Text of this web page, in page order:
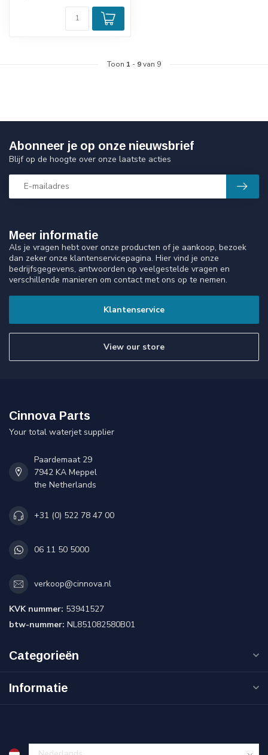
Toon 1 - 9van 9
Meer informatie
Als je vragen hebt over onze producten of je aankoop, bezoek
dan zeker onze klantenservicepagina. Hier vind je onze
bedrijfsgegevens, antwoorden op veelgestelde vragen en
verschillende manieren om contact met ons op te nemen.
Klantenservice
View our store
Abonneer je op onze nieuwsbrief
Blijf op de hoogte over onze laatste acties
Cinnova Parts
Your total waterjet supplier
Paardemaat 29
7942 KA Meppel
the Netherlands
+31 (0) 522 78 47 00
06 11 50 5000
verkoop@cinnova.nl
KVK nummer: 53941527
btw-nummer: NL851082580B01
Categorieën
Informatie